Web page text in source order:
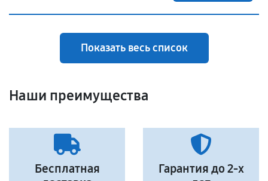
Показать весь список
Наши преимущества
Бесплатная
Гарантия до 2-х